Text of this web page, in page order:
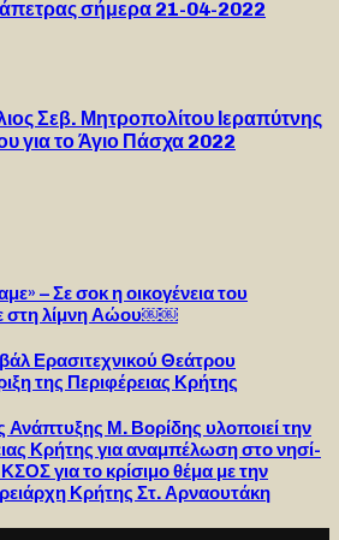
σήμερα 21-04-2022
Σεβ. Μητροπολίτου Ιεραπύτνης
για το Άγιο Πάσχα 2022
– Σε σοκ η οικογένεια του
στη λίμνη Αώου￼￼
Ερασιτεχνικού Θεάτρου
της Περιφέρειας Κρήτης
Μ. Βορίδης υλοποιεί την
Κρήτης για αναμπέλωση στο νησί-
για το κρίσιμο θέμα με την
Κρήτης Στ. Αρναουτάκη